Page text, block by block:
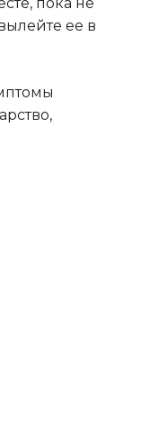
ее в